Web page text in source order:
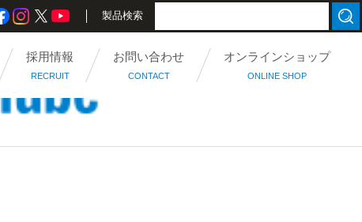
製品検索
採用情報
RECRUIT
お問い合わせ
CONTACT
オンラインショップ
ONLINE SHOP